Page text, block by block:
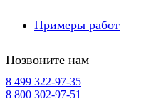
Примеры работ
Позвоните нам
8 499 322-97-35
8 800 302-97-51